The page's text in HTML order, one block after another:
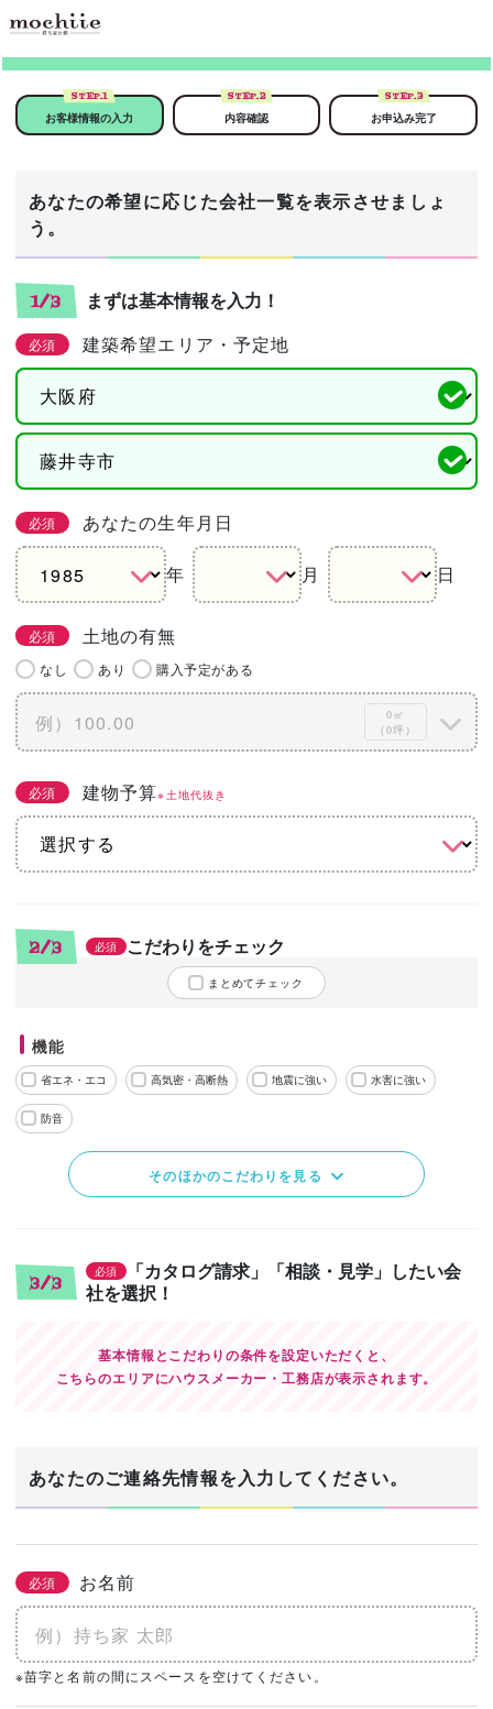
STEP.1
お客様情報の入力
STEP.2
内容確認
STEP.3
お申込み完了
あなたの希望に応じた会社一覧を表示させましょ
う。
1/3 まずは基本情報を入力！
必須 建築希望エリア・予定地
必須 あなたの生年月日
年 月 日
必須 土地の有無
なし あり 購入予定がある
0㎡
（0坪）
必須 建物予算※土地代抜き
2/3 必須 こだわりをチェック
まとめてチェック
機能
省エネ・エコ 高気密・高断熱 地震に強い 水害に強い
防音
そのほかのこだわりを見る
3/3
必須
「カタログ請求」「相談・見学」したい会
社を選択！
基本情報とこだわりの条件を設定いただくと、
こちらのエリアにハウスメーカー・工務店が表示されます。
あなたのご連絡先情報を入力してください。
必須 お名前
※苗字と名前の間にスペースを空けてください。